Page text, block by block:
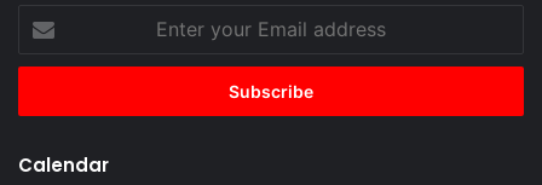
your
Email
Calendar